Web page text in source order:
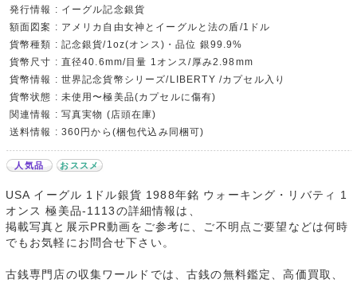
発行情報 : イーグル記念銀貨
額面図案 : アメリカ自由女神とイーグルと法の盾/1ドル
貨幣種類 : 記念銀貨/1oz(オンス)・品位 銀99.9%
貨幣尺寸 : 直径40.6mm/目量 1オンス/厚み2.98mm
貨幣情報 : 世界記念貨幣シリーズ/LIBERTY /カプセル入り
貨幣状態 : 未使用〜極美品(カプセルに傷有)
関連情報 : 写真実物 (店頭在庫)
送料情報 : 360円から(梱包代込み同梱可)
人気品 おススメ
USA イーグル 1ドル銀貨 1988年銘 ウォーキング・リバティ 1
オンス 極美品-1113の詳細情報は、
掲載写真と展示PR動画をご参考に、ご不明点ご要望などは何時
でもお気軽にお問合せ下さい。
古銭専門店の収集ワールドでは、古銭の無料鑑定、高価買取、